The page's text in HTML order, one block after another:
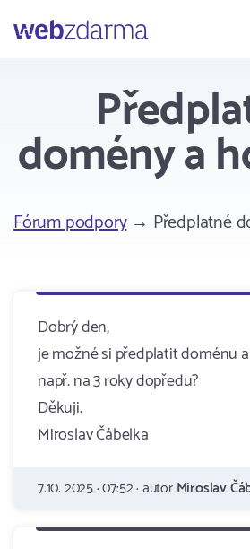
Webzdarma
domény a
Fórum podpory→ Předplatné
Dobrý den,
je možné si předplatit doménu
např. na 3 roky dopředu?
Děkuji.
Miroslav Čábelka
7.10. 2025 · 07:52 · autorMiroslav